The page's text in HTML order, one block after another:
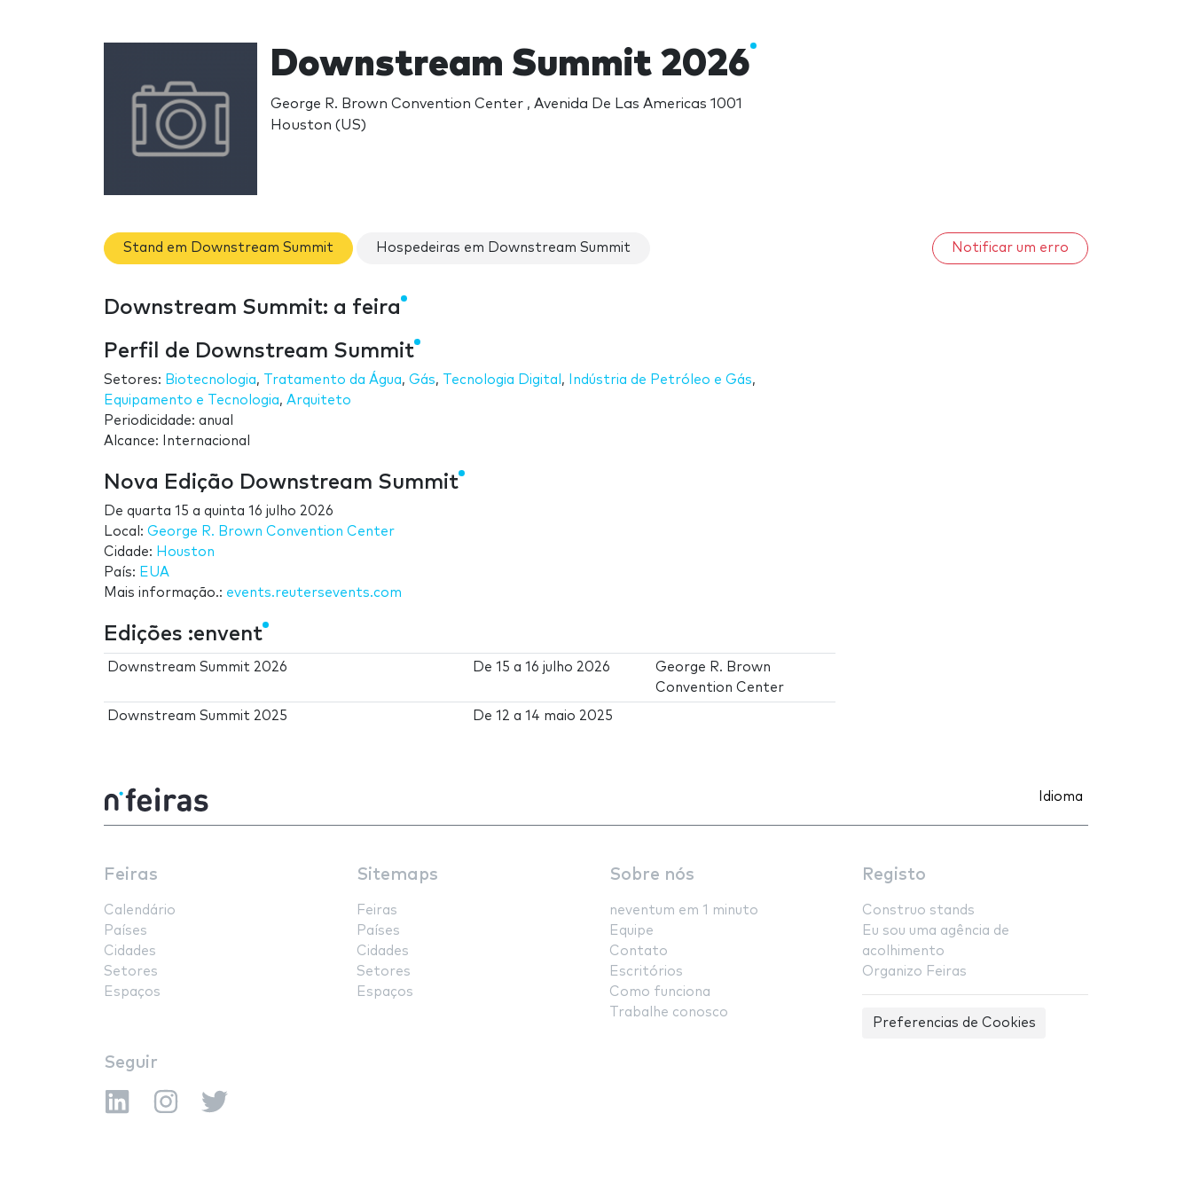
Downstream Summit 2026
George R. Brown Convention Center , Avenida De Las Americas 1001
Houston (US)
Stand em Downstream Summit Hospedeiras em Downstream Summit Notificar um erro
Downstream Summit: a feira
Perfil de Downstream Summit
Setores: Biotecnologia, Tratamento da Água, Gás, Tecnologia Digital , Indústria de Petróleo e Gás,
Equipamento e Tecnologia, Arquiteto
Periodicidade: anual
Alcance: Internacional
Nova Edição Downstream Summit
De quarta 15 a quinta 16 julho 2026
Local: George R. Brown Convention Center
Cidade: Houston
País: EUA
Mais informação.: events.reutersevents.com
Edições :envent
Downstream Summit 2026 De15 a16 julho 2026
George R. Brown
Convention Center
Downstream Summit 2025 De12 a14 maio 2025
Idioma
Feiras
Calendário
Países
Cidades
Setores
Espaços
Sitemaps
Feiras
Países
Cidades
Setores
Espaços
Sobre nós
neventum em 1 minuto
Equipe
Contato
Escritórios
Como funciona
Trabalhe conosco
Registo
Construo stands
Eu sou uma agência de
acolhimento
Organizo Feiras
Preferencias de Cookies
Seguir